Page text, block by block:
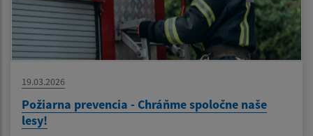
19.03.2026
Požiarna prevencia - Chráňme spoločne naše
lesy!